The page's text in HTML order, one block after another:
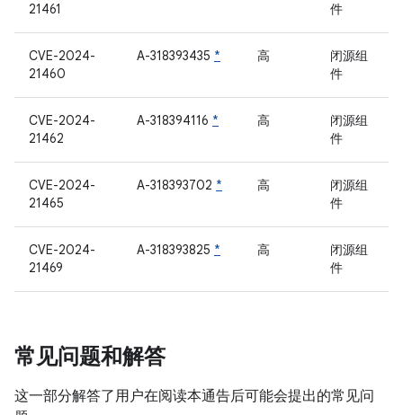
21461
件
CVE-2024-
21460
A-318393435 * 高
闭源组
件
CVE-2024-
21462
A-318394116 * 高
闭源组
件
CVE-2024-
21465
A-318393702 * 高
闭源组
件
CVE-2024-
21469
A-318393825 * 高
闭源组
件
常见问题和解答
这一部分解答了用户在阅读本通告后可能会提出的常见问